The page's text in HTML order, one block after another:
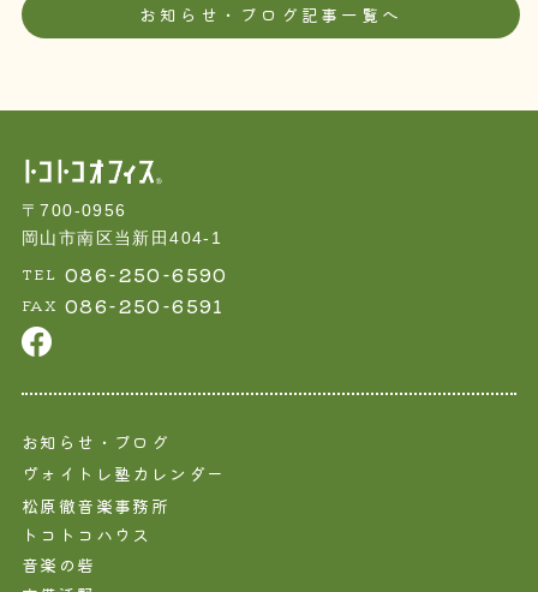
お知らせ・ブログ記事一覧へ
〒700-0956
岡山市南区当新田404-1
TEL 086-250-6590
FAX 086-250-6591
お知らせ・ブログ
ヴォイトレ塾カレンダー
松原徹音楽事務所
トコトコハウス
音楽の砦